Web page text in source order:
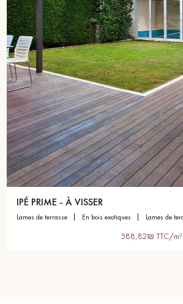
IPÉ PRIME - À VISSER
lames de terrasse en bois exotiques lames de
588,82₪ TTC/m²